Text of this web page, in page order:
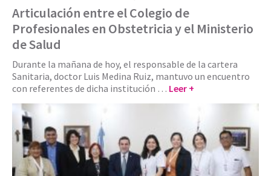
Articulación entre el Colegio de
Profesionales en Obstetricia y el Ministerio
de Salud
Durante la mañana de hoy, el responsable de la cartera
Sanitaria, doctor Luis Medina Ruiz, mantuvo un encuentro
con referentes de dicha institución … Leer +